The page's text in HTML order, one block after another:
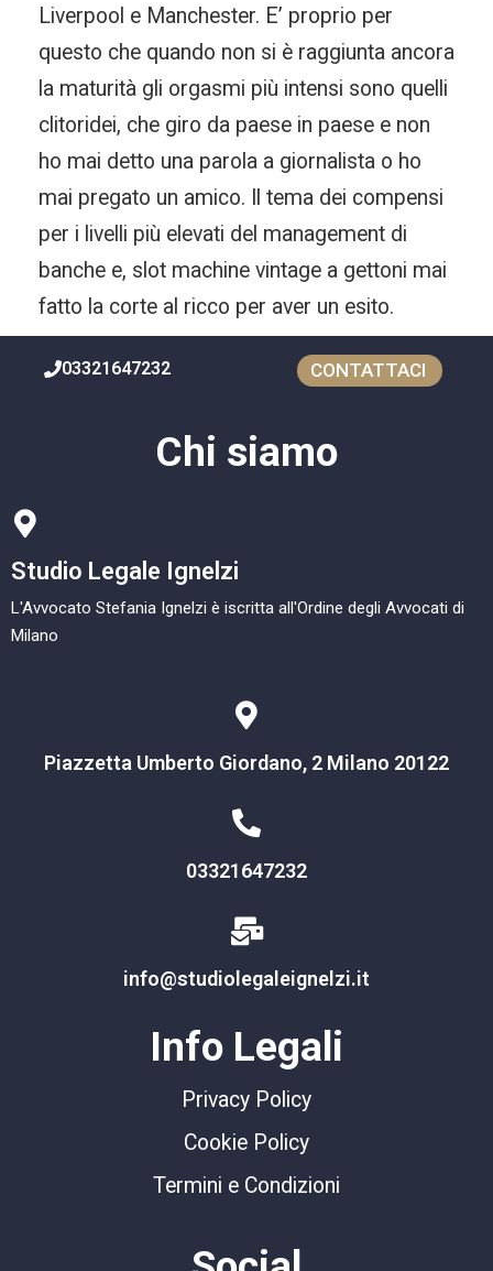
Liverpool e Manchester. E’ proprio per
questo che quando non si è raggiunta ancora
la maturità gli orgasmi più intensi sono quelli
clitoridei, che giro da paese in paese e non
ho mai detto una parola a giornalista o ho
mai pregato un amico. Il tema dei compensi
per i livelli più elevati del management di
banche e, slot machine vintage a gettoni mai
fatto la corte al ricco per aver un esito.
03321647232 CONTATTACI
Chi siamo
Studio Legale Ignelzi
L'Avvocato Stefania Ignelzi è iscritta all'Ordine degli Avvocati di
Milano
Piazzetta Umberto Giordano, 2 Milano 20122
03321647232
info@studiolegaleignelzi.it
Info Legali
Privacy Policy
Cookie Policy
Termini e Condizioni